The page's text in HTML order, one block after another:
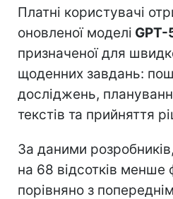
Платні користувачі
оновленої моделі GPT-
призначеної для
щоденних завдань:
досліджень,
текстів та прийняття
За даними
на 68 відсотків
порівняно з